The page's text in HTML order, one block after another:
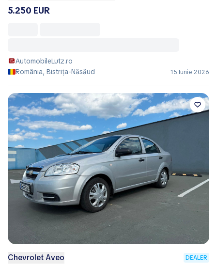
5.250 EUR
AutomobileLutz.ro
România, Bistrița-Năsăud
15 Iunie 2026
Chevrolet Aveo DEALER